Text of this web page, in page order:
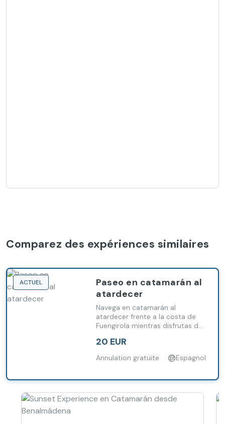
Comparez des expériences similaires
ACTUEL
Paseo en catamarán al
atardecer
Navega en catamarán al
atardecer frente a la costa de
Fuengirola mientras disfrutas de
20 EUR
Annulation gratuite Espagnol